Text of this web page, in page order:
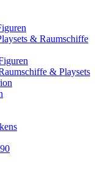
& Raumschiffe
& Playsets